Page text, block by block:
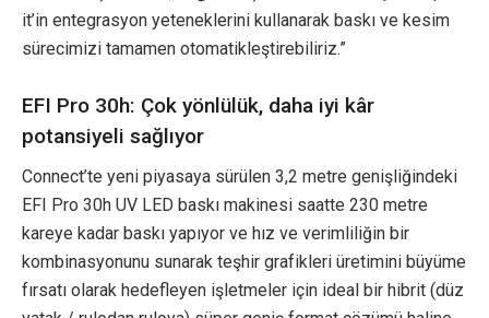
it’in entegrasyon yeteneklerini kullanarak baskı ve kesim
sürecimizi tamamen otomatikleştirebiliriz.”
EFI Pro 30h: Çok yönlülük, daha iyi kâr
potansiyeli sağlıyor
Connect’te yeni piyasaya sürülen 3,2 metre genişliğindeki
EFI Pro 30h UV LED baskı makinesi saatte 230 metre
kareye kadar baskı yapıyor ve hız ve verimliliğin bir
kombinasyonunu sunarak teşhir grafikleri üretimini büyüme
fırsatı olarak hedefleyen işletmeler için ideal bir hibrit (düz